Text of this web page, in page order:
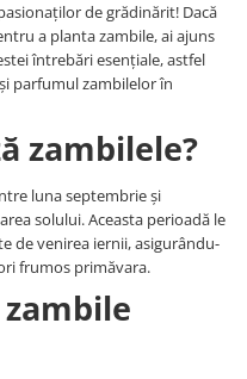
de grădinărit! Dacă
a planta zambile, ai ajuns
întrebări esențiale, astfel
parfumul zambilelor în
zambilele?
luna septembrie și
solului. Aceasta perioadă le
de venirea iernii, asigurându-
frumos primăvara.